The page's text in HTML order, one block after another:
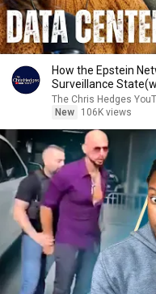
How the Epstein
Surveillance
The Chris Hedges
New
106K views